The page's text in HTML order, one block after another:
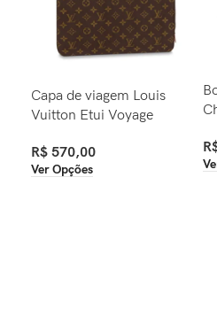
Capa de viagem Louis
Vuitton Etui Voyage
R$ 570,00
Ver Opções